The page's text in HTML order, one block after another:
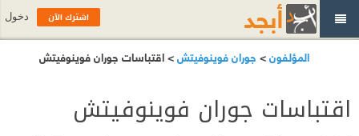
المؤلفون> جوران فوينوفيتش> اقتباسات جوران فوينوفيتش
اقتباسات جوران فوينوفيتش
اشترك الآن دخول